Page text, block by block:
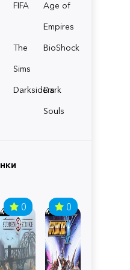
FIFA
Age of
Empires
The
Sims
BioShock
Darksiders
Dark
Souls
0 0